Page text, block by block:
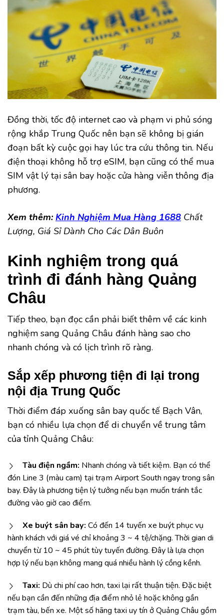
Đồng thời, tốc độ internet cao và phạm vi phủ sóng
rộng khắp Trung Quốc nên bạn sẽ không bị gián
đoạn bất kỳ cuộc gọi hay lúc tra cứu thông tin. Nếu
điện thoại không hỗ trợ eSIM, bạn cũng có thể mua
SIM vật lý tại sân bay hoặc cửa hàng viễn thông địa
phương.
Xem thêm: Kinh Nghiệm Mua Hàng 1688 Chất
Lượng, Giá Sỉ Dành Cho Các Dân Buôn
Kinh nghiệm trong quá
trình đi đánh hàng Quảng
Châu
Tiếp theo, bạn đọc cần phải biết thêm về các kinh
nghiệm sang Quảng Châu đánh hàng sao cho
nhanh chóng và có lịch trình rõ ràng.
Sắp xếp phương tiện đi lại trong
nội địa Trung Quốc
Thời điểm đáp xuống sân bay quốc tế Bạch Vân,
bạn có nhiều lựa chọn để di chuyển về trung tâm
của tỉnh Quảng Châu:
Tàu điện ngầm: Nhanh chóng và tiết kiệm. Bạn có thể
đón Line 3 (màu cam) tại trạm Airport South ngay trong sân
bay. Đây là phương tiện lý tưởng nếu bạn muốn tránh tắc
đường vào giờ cao điểm.
Xe buýt sân bay: Có đến 14 tuyến xe buýt phục vụ
hành khách với giá vé chỉ khoảng 3 ~ 4 tệ/chặng. Thời gian di
chuyển từ 10 ~ 45 phút tùy tuyến đường. Đây là lựa chọn
hợp lý nếu bạn không mang quá nhiều hành lý cồng kềnh.
Taxi: Dù chi phí cao hơn, taxi lại rất thuận tiện. Đặc biệt
nếu bạn cần đến những địa điểm nhỏ lẻ hoặc không gần
trạm tàu, bến xe. Một số hãng taxi uy tín ở Quảng Châu gồm